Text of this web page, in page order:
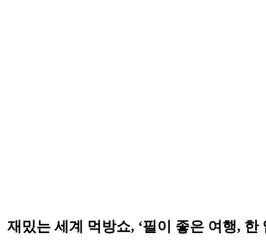
재밌는 세계 먹방쇼, ‘필이 좋은 여행, 한